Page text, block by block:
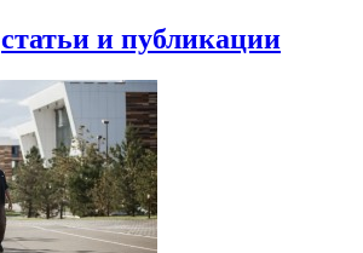
статьи и публикации